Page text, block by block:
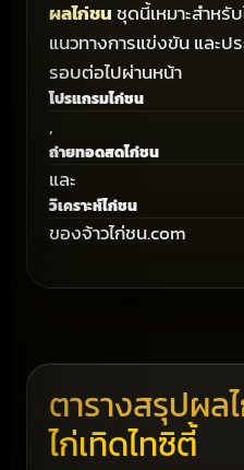
ผลไก่ชนชุดนี้เหมาะสำหรั
แนวทางการแข่งขัน และ
รอบต่อไปผ่านหน้า
โปรแกรมไก่ชน
,
ถ่ายทอดสดไก่ชน
และ
วิเคราะห์ไก่ชน
ของจ้าวไก่ชน.com
ตารางสรุปผล
ไก่เทิดไทซิตี้